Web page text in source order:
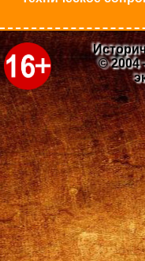
© 2004